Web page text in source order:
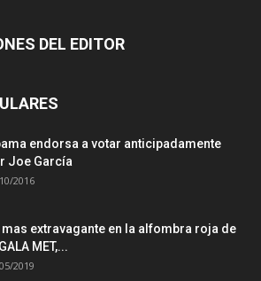
DEL EDITOR
endorsa a votar anticipadamente
Joe García
2016
mas extravagante en la alfombra roja de
MET,...
2019